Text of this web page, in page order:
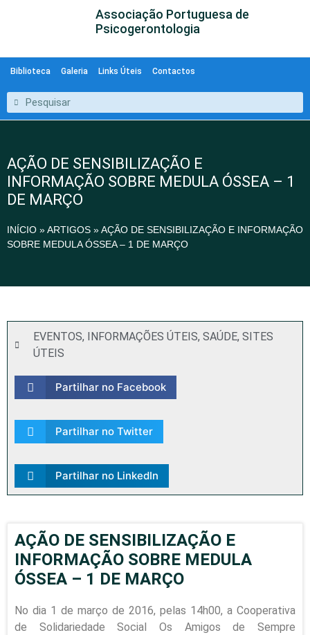
Associação Portuguesa de
Psicogerontologia
Biblioteca Galeria Links Úteis Contactos
AÇÃO DE SENSIBILIZAÇÃO E
INFORMAÇÃO SOBRE MEDULA ÓSSEA – 1
DE MARÇO
INÍCIO »ARTIGOS »AÇÃO DE SENSIBILIZAÇÃO E INFORMAÇÃO
SOBRE MEDULA ÓSSEA – 1 DE MARÇO
EVENTOS, INFORMAÇÕES ÚTEIS, SAÚDE, SITES
ÚTEIS
Partilhar no Facebook
Partilhar no Twitter
Partilhar no LinkedIn
AÇÃO DE SENSIBILIZAÇÃO E
INFORMAÇÃO SOBRE MEDULA
ÓSSEA – 1 DE MARÇO
No dia 1 de março de 2016, pelas 14h00, a Cooperativa
de Solidariedade Social Os Amigos de Sempre